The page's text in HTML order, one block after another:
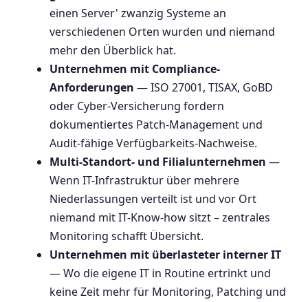
einen Server' zwanzig Systeme an
verschiedenen Orten wurden und niemand
mehr den Überblick hat.
Unternehmen mit Compliance-
Anforderungen — ISO 27001, TISAX, GoBD
oder Cyber-Versicherung fordern
dokumentiertes Patch-Management und
Audit-fähige Verfügbarkeits-Nachweise.
Multi-Standort- und Filialunternehmen —
Wenn IT-Infrastruktur über mehrere
Niederlassungen verteilt ist und vor Ort
niemand mit IT-Know-how sitzt – zentrales
Monitoring schafft Übersicht.
Unternehmen mit überlasteter interner IT
— Wo die eigene IT in Routine ertrinkt und
keine Zeit mehr für Monitoring, Patching und